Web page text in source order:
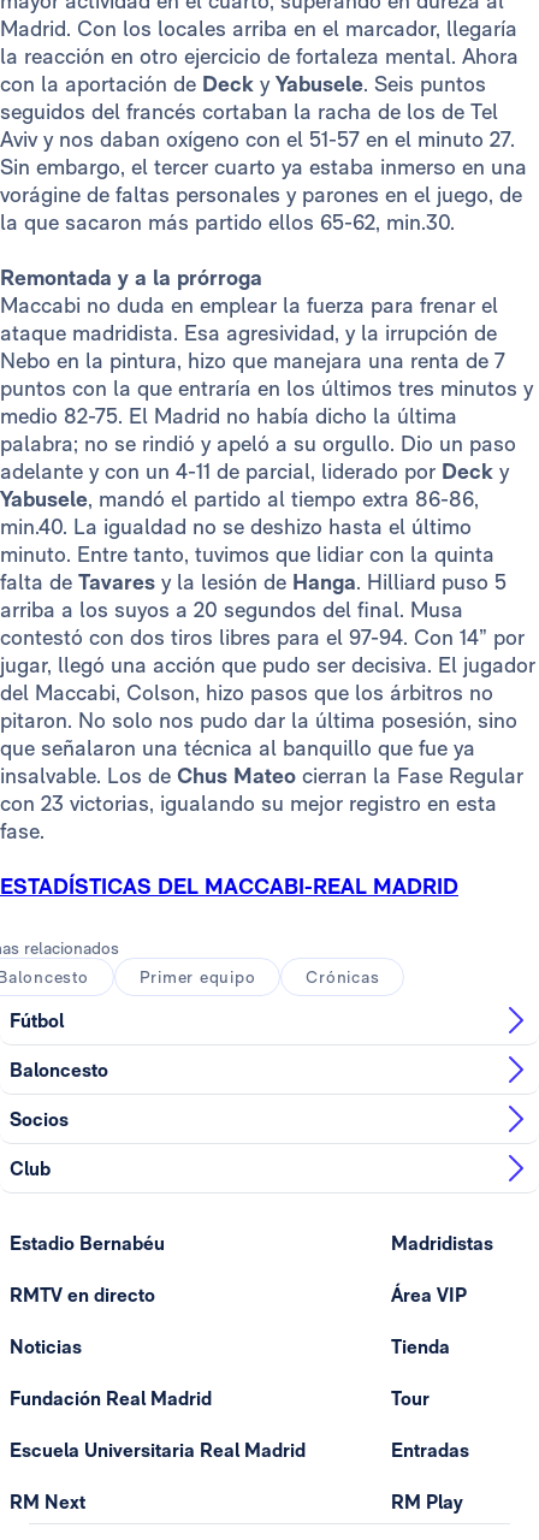
Madrid. Con los locales arriba en el marcador, llegaría
la reacción en otro ejercicio de fortaleza mental. Ahora
con la aportación de Deck yYabusele. Seis puntos
seguidos del francés cortaban la racha de los de Tel
Aviv y nos daban oxígeno con el 51-57 en el minuto 27.
Sin embargo, el tercer cuarto ya estaba inmerso en una
vorágine de faltas personales y parones en el juego, de
la que sacaron más partido ellos 65-62, min.30.
Remontada y a la prórroga
Maccabi no duda en emplear la fuerza para frenar el
ataque madridista. Esa agresividad, y la irrupción de
Nebo en la pintura, hizo que manejara una renta de 7
puntos con la que entraría en los últimos tres minutos y
medio 82-75. El Madrid no había dicho la última
palabra; no se rindió y apeló a su orgullo. Dio un paso
adelante y con un 4-11 de parcial, liderado por Deck y
Yabusele, mandó el partido al tiempo extra 86-86,
min.40. La igualdad no se deshizo hasta el último
minuto. Entre tanto, tuvimos que lidiar con la quinta
falta de Tavares y la lesión de Hanga. Hilliard puso 5
arriba a los suyos a 20 segundos del final. Musa
contestó con dos tiros libres para el 97-94. Con 14” por
jugar, llegó una acción que pudo ser decisiva. El jugador
del Maccabi, Colson, hizo pasos que los árbitros no
pitaron. No solo nos pudo dar la última posesión, sino
que señalaron una técnica al banquillo que fue ya
insalvable. Los de Chus Mateo cierran la Fase Regular
con 23 victorias, igualando su mejor registro en esta
fase.
ESTADÍSTICAS DEL MACCABI-REAL MADRID
relacionados
Primer equipo Crónicas
Fútbol
Baloncesto
Socios
Club
Estadio Bernabéu
RMTV en directo
Noticias
Fundación Real Madrid
Escuela Universitaria Real Madrid
RM Next
Madridistas
Área VIP
Tienda
Tour
Entradas
RM Play